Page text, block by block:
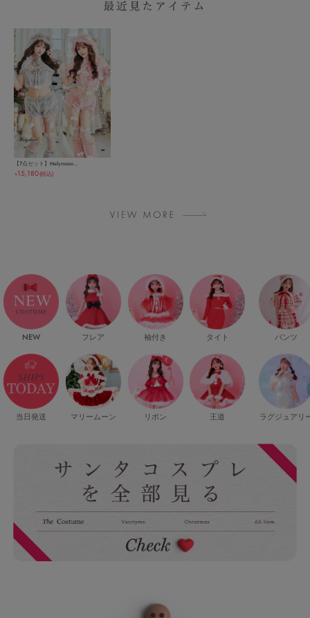
【7点セット】Malymoon...
￥15,180(税込)
NEW
当日発送
フレア
マリームーン
袖付き
リボン
タイト
王道
パンツ
ラグジュアリ